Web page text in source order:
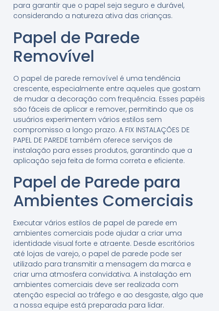
para garantir que o papel seja seguro e durável,
considerando a natureza ativa das crianças.
Papel de Parede
Removível
O papel de parede removível é uma tendência
crescente, especialmente entre aqueles que gostam
de mudar a decoração com frequência. Esses papéis
são fáceis de aplicar e remover, permitindo que os
usuários experimentem vários estilos sem
compromisso a longo prazo. A FIX INSTALAÇÕES DE
PAPEL DE PAREDE também oferece serviços de
instalação para esses produtos, garantindo que a
aplicação seja feita de forma correta e eficiente.
Papel de Parede para
Ambientes Comerciais
Executar vários estilos de papel de parede em
ambientes comerciais pode ajudar a criar uma
identidade visual forte e atraente. Desde escritórios
até lojas de varejo, o papel de parede pode ser
utilizado para transmitir a mensagem da marca e
criar uma atmosfera convidativa. A instalação em
ambientes comerciais deve ser realizada com
atenção especial ao tráfego e ao desgaste, algo que
a nossa equipe está preparada para lidar.